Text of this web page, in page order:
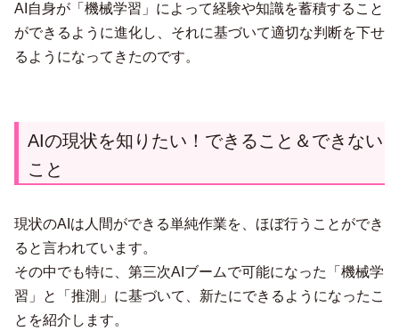
AI自身が「機械学習」によって経験や知識を蓄積すること
ができるように進化し、それに基づいて適切な判断を下せ
るようになってきたのです。
AIの現状を知りたい！できること＆できない
こと
現状のAIは人間ができる単純作業を、ほぼ行うことができ
ると言われています。
その中でも特に、第三次AIブームで可能になった「機械学
習」と「推測」に基づいて、新たにできるようになったこ
とを紹介します。